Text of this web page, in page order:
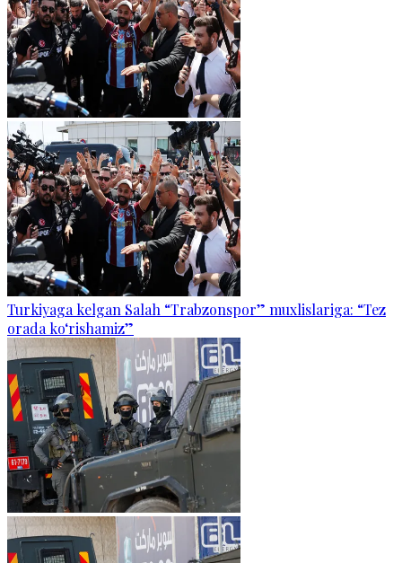
Turkiyaga kelgan Salah “Trabzonspor” muxlislariga: “Tez
orada ko‘rishamiz”